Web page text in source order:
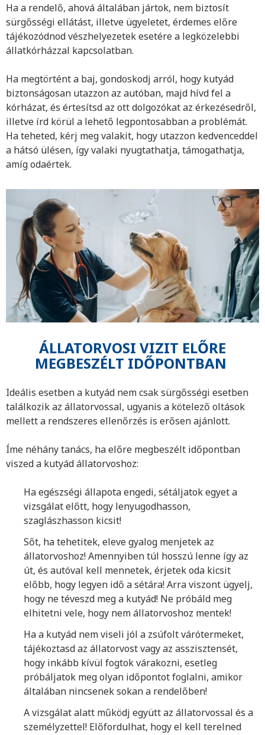
Ha a rendelő, ahová általában jártok, nem biztosít
sürgősségi ellátást, illetve ügyeletet, érdemes előre
tájékozódnod vészhelyezetek esetére a legközelebbi
állatkórházzal kapcsolatban.
Ha megtörtént a baj, gondoskodj arról, hogy kutyád
biztonságosan utazzon az autóban, majd hívd fel a
kórházat, és értesítsd az ott dolgozókat az érkezésedről,
illetve írd körül a lehető legpontosabban a problémát.
Ha teheted, kérj meg valakit, hogy utazzon kedvenceddel
a hátsó ülésen, így valaki nyugtathatja, támogathatja,
amíg odaértek.
ÁLLATORVOSI VIZIT ELŐRE
MEGBESZÉLT IDŐPONTBAN
Ideális esetben a kutyád nem csak sürgősségi esetben
találkozik az állatorvossal, ugyanis a kötelező oltások
mellett a rendszeres ellenőrzés is erősen ajánlott.
Íme néhány tanács, ha előre megbeszélt időpontban
viszed a kutyád állatorvoshoz:
Ha egészségi állapota engedi, sétáljatok egyet a
vizsgálat előtt, hogy lenyugodhasson,
szaglászhasson kicsit!
Sőt, ha tehetitek, eleve gyalog menjetek az
állatorvoshoz! Amennyiben túl hosszú lenne így az
út, és autóval kell mennetek, érjetek oda kicsit
előbb, hogy legyen idő a sétára! Arra viszont ügyelj,
hogy ne téveszd meg a kutyád! Ne próbáld meg
elhitetni vele, hogy nem állatorvoshoz mentek!
Ha a kutyád nem viseli jól a zsúfolt várótermeket,
tájékoztasd az állatorvost vagy az asszisztensét,
hogy inkább kívül fogtok várakozni, esetleg
próbáljatok meg olyan időpontot foglalni, amikor
általában nincsenek sokan a rendelőben!
A vizsgálat alatt működj együtt az állatorvossal és a
személyzettel! Előfordulhat, hogy el kell terelned